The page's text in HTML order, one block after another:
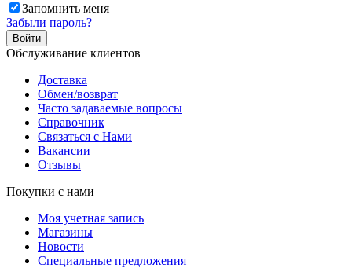
Запомнить меня
Забыли пароль?
Обслуживание клиентов
Доставка
Обмен/возврат
Часто задаваемые вопросы
Справочник
Связаться с Нами
Вакансии
Отзывы
Покупки с нами
Моя учетная запись
Магазины
Новости
Специальные предложения